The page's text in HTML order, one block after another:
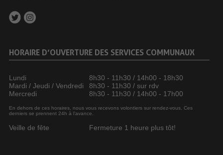
HORAIRE D’OUVERTURE DES SERVICES COMMUNAUX
Lundi
8h30 - 11h30 / 14h00 - 18h30
Mardi / Jeudi / Vendredi
8h30 - 11h30 / sur rdv
Mercredi
8h30 - 11h30 / 14h00 - 17h00
En dehors de ces horaires, nous vous recevons volontiers sur rendez-vous. Ces
derniers se prennent 24h à l’avance.
Veille de fête Fermeture 1 heure plus tôt!